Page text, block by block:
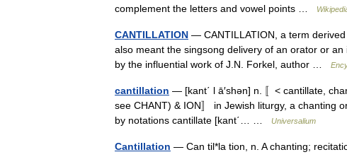
complement the letters and vowel points …
CANTILLATION — CANTILLATION, a term
also meant the singsong delivery of an orator or
by the influential work of J.N. Forkel, author …
cantillation — [kant΄ l ā′shən] n. 〚< cantillate,
see CHANT) & ION〛 in Jewish liturgy, a chanting
by notations cantillate [kant΄… …
Universalium
Cantillation — Can til*la tion, n. A chanting;